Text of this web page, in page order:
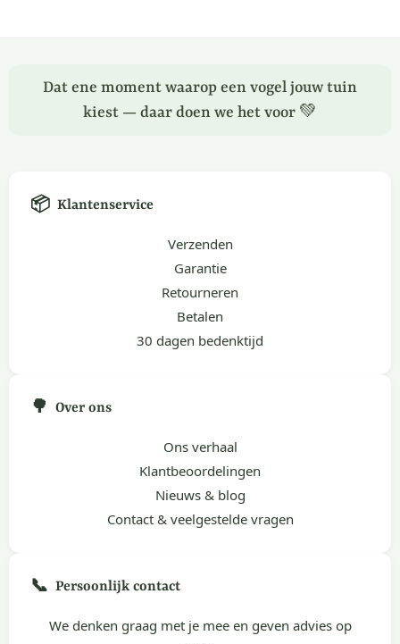
Dat ene moment waarop een vogel jouw tuin
kiest — daar doen we het voor 💚
📦 Klantenservice
Verzenden
Garantie
Retourneren
Betalen
30 dagen bedenktijd
🌳 Over ons
Ons verhaal
Klantbeoordelingen
Nieuws & blog
Contact & veelgestelde vragen
📞 Persoonlijk contact
We denken graag met je mee en geven advies op